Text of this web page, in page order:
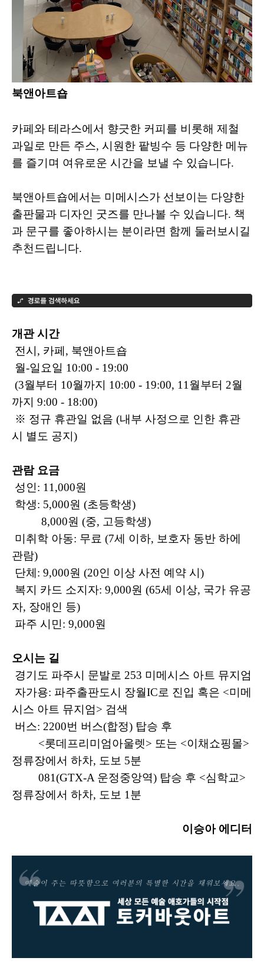
북앤아트숍
카페와 테라스에서 향긋한 커피를 비롯해 제철
과일로 만든 주스, 시원한 팥빙수 등 다양한 메뉴
를 즐기며 여유로운 시간을 보낼 수 있습니다.
북앤아트숍에서는 미메시스가 선보이는 다양한
출판물과 디자인 굿즈를 만나볼 수 있습니다. 책
과 문구를 좋아하시는 분이라면 함께 둘러보시길
추천드립니다.
개관 시간
전시, 카페, 북앤아트숍
월-일요일 10:00 - 19:00
(3월부터 10월까지 10:00 - 19:00, 11월부터 2월
까지 9:00 - 18:00)
※ 정규 휴관일 없음 (내부 사정으로 인한 휴관
시 별도 공지)
관람 요금
성인: 11,000원
학생: 5,000원 (초등학생)
8,000원 (중, 고등학생)
미취학 아동: 무료 (7세 이하, 보호자 동반 하에
관람)
단체: 9,000원 (20인 이상 사전 예약 시)
복지 카드 소지자: 9,000원 (65세 이상, 국가 유공
자, 장애인 등)
파주 시민: 9,000원
오시는 길
경기도 파주시 문발로 253 미메시스 아트 뮤지엄
자가용: 파주출판도시 장월IC로 진입 혹은 <미메
시스 아트 뮤지엄> 검색
버스: 2200번 버스(합정) 탑승 후
<롯데프리미엄아울렛> 또는 <이채쇼핑몰>
정류장에서 하차, 도보 5분
081(GTX-A 운정중앙역) 탑승 후 <심학교>
정류장에서 하차, 도보 1분
이승아 에디터